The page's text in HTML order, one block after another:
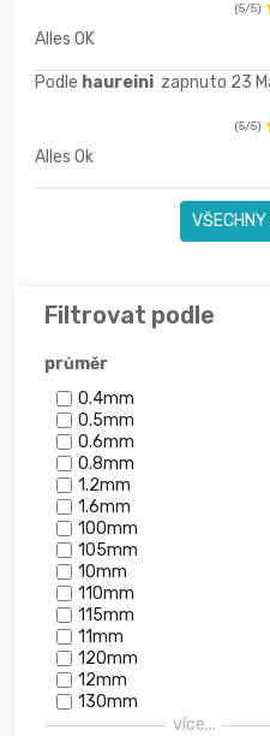
(5/5)
Alles OK
Podle haureini zapnuto 23
(5/5)
Alles Ok
Filtrovat podle
průměr
0.4mm
0.5mm
0.6mm
0.8mm
1.2mm
1.6mm
100mm
105mm
10mm
110mm
115mm
11mm
120mm
12mm
130mm
více...